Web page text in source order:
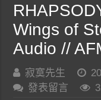
Wings of
Audio //
寂寞先生
發表留言